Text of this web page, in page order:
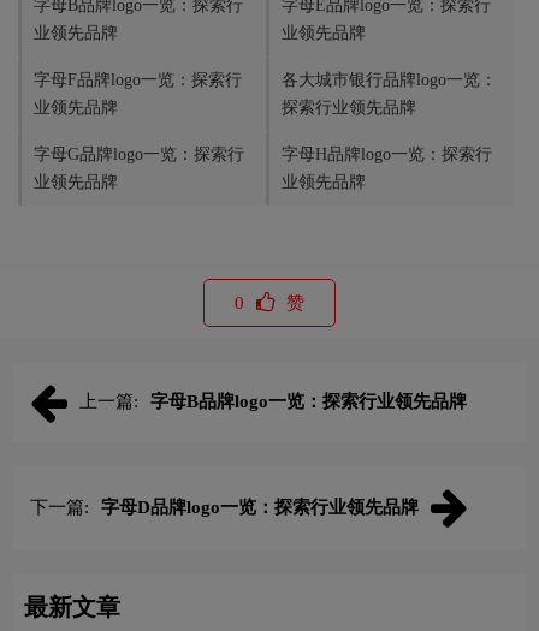
字母B品牌logo一览：探索行
业领先品牌
字母E品牌logo一览：探索行
业领先品牌
字母F品牌logo一览：探索行
业领先品牌
各大城市银行品牌logo一览：
探索行业领先品牌
字母G品牌logo一览：探索行
业领先品牌
字母H品牌logo一览：探索行
业领先品牌
0 赞
上一篇: 字母B品牌logo一览：探索行业领先品牌
下一篇: 字母D品牌logo一览：探索行业领先品牌
最新文章